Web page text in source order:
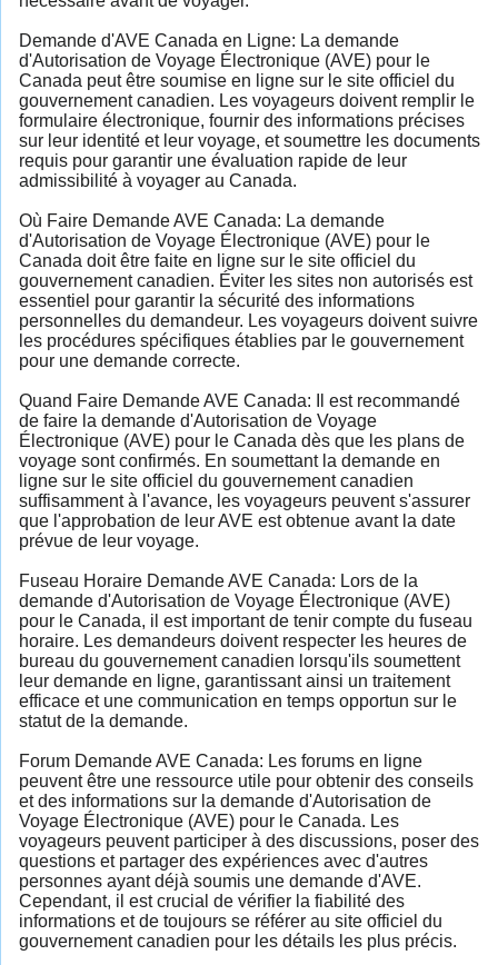
Demande d'AVE Canada en Ligne: La demande
d'Autorisation de Voyage Électronique (AVE) pour le
Canada peut être soumise en ligne sur le site officiel du
gouvernement canadien. Les voyageurs doivent remplir le
formulaire électronique, fournir des informations précises
sur leur identité et leur voyage, et soumettre les documents
requis pour garantir une évaluation rapide de leur
admissibilité à voyager au Canada.
Où Faire Demande AVE Canada: La demande
d'Autorisation de Voyage Électronique (AVE) pour le
Canada doit être faite en ligne sur le site officiel du
gouvernement canadien. Éviter les sites non autorisés est
essentiel pour garantir la sécurité des informations
personnelles du demandeur. Les voyageurs doivent suivre
les procédures spécifiques établies par le gouvernement
pour une demande correcte.
Quand Faire Demande AVE Canada: Il est recommandé
de faire la demande d'Autorisation de Voyage
Électronique (AVE) pour le Canada dès que les plans de
voyage sont confirmés. En soumettant la demande en
ligne sur le site officiel du gouvernement canadien
suffisamment à l'avance, les voyageurs peuvent s'assurer
que l'approbation de leur AVE est obtenue avant la date
prévue de leur voyage.
Fuseau Horaire Demande AVE Canada: Lors de la
demande d'Autorisation de Voyage Électronique (AVE)
pour le Canada, il est important de tenir compte du fuseau
horaire. Les demandeurs doivent respecter les heures de
bureau du gouvernement canadien lorsqu'ils soumettent
leur demande en ligne, garantissant ainsi un traitement
efficace et une communication en temps opportun sur le
statut de la demande.
Forum Demande AVE Canada: Les forums en ligne
peuvent être une ressource utile pour obtenir des conseils
et des informations sur la demande d'Autorisation de
Voyage Électronique (AVE) pour le Canada. Les
voyageurs peuvent participer à des discussions, poser des
questions et partager des expériences avec d'autres
personnes ayant déjà soumis une demande d'AVE.
Cependant, il est crucial de vérifier la fiabilité des
informations et de toujours se référer au site officiel du
gouvernement canadien pour les détails les plus précis.